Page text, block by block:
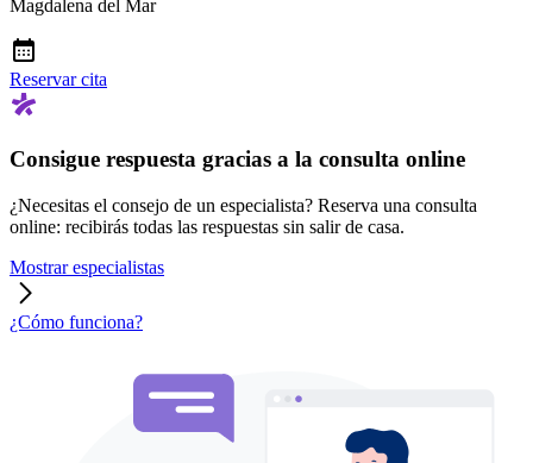
Magdalena del Mar
Reservar cita
Consigue respuesta gracias a la consulta online
¿Necesitas el consejo de un especialista? Reserva una consulta
online: recibirás todas las respuestas sin salir de casa.
Mostrar especialistas
¿Cómo funciona?